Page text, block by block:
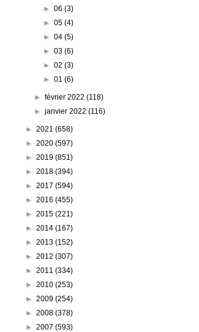
► 06 (3)
► 05 (4)
► 04 (5)
► 03 (6)
► 02 (3)
► 01 (6)
►février 2022(118)
►janvier 2022(116)
► 2021 (658)
► 2020 (597)
► 2019 (851)
► 2018 (394)
► 2017 (594)
► 2016 (455)
► 2015 (221)
► 2014 (167)
► 2013 (152)
► 2012 (307)
► 2011 (334)
► 2010 (253)
► 2009 (254)
► 2008 (378)
► 2007 (593)